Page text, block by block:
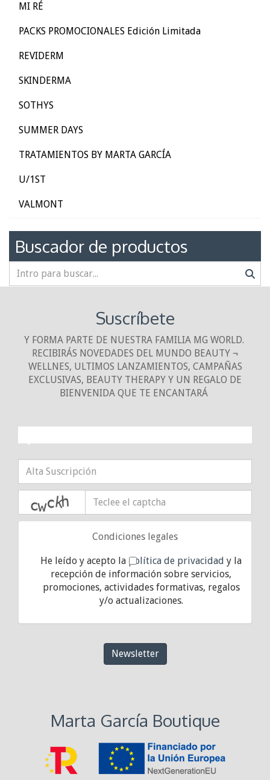
MI RÉ
PACKS PROMOCIONALES Edición Limitada
REVIDERM
SKINDERMA
SOTHYS
SUMMER DAYS
TRATAMIENTOS BY MARTA GARCÍA
U/1ST
VALMONT
Buscador de productos
Suscríbete
Y FORMA PARTE DE NUESTRA FAMILIA MG WORLD.
RECIBIRÁS NOVEDADES DEL MUNDO BEAUTY ¬
WELLNES, ULTIMOS LANZAMIENTOS, CAMPAÑAS
EXCLUSIVAS, BEAUTY THERAPY Y UN REGALO DE
BIENVENIDA QUE TE ENCANTARÁ
Condiciones legales
He leído y acepto la política de privacidad y la
recepción de información sobre servicios,
promociones, actividades formativas, regalos
y/o actualizaciones.
Newsletter
Marta García Boutique